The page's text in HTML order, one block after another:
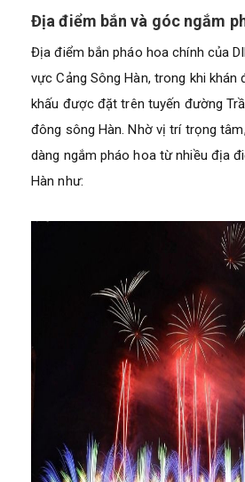
Địa điểm bắn và góc ngắm
Địa điểm bắn pháo hoa chính của
vực Cảng Sông Hàn, trong khi khán
khấu được đặt trên tuyến đường
đông sông Hàn. Nhờ vị trí trọng
dàng ngắm pháo hoa từ nhiều địa
Hàn như: